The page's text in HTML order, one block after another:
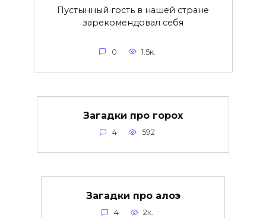
Пустынный гость в нашей стране
зарекомендовал себя
0 1.5к.
Загадки про горох
4 592
Загадки про алоэ
4 2к.